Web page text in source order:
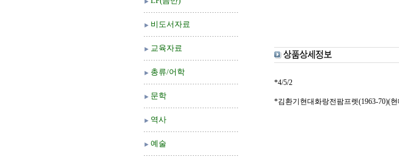
비도서자료
교육자료
총류/어학
문학
역사
예술
*4/5/2
*김환기현대화랑전팜프렛(1963-70)(